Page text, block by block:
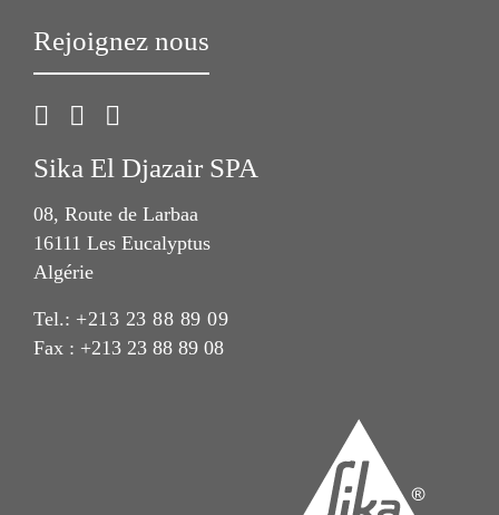
Rejoignez nous
Sika El Djazair SPA
08, Route de Larbaa
16111 Les Eucalyptus
Algérie
Tel.: +213 23 88 89 09
Fax : +213 23 88 89 08